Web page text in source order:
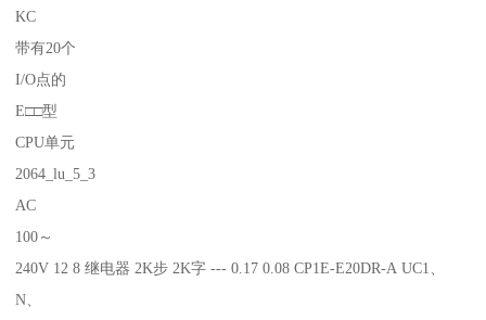
KC
带有20个
I/O点的
E□□型
CPU单元
2064_lu_5_3
AC
100～
240V 12 8 继电器 2K步 2K字 --- 0.17 0.08 CP1E-E20DR-A UC1、
N、